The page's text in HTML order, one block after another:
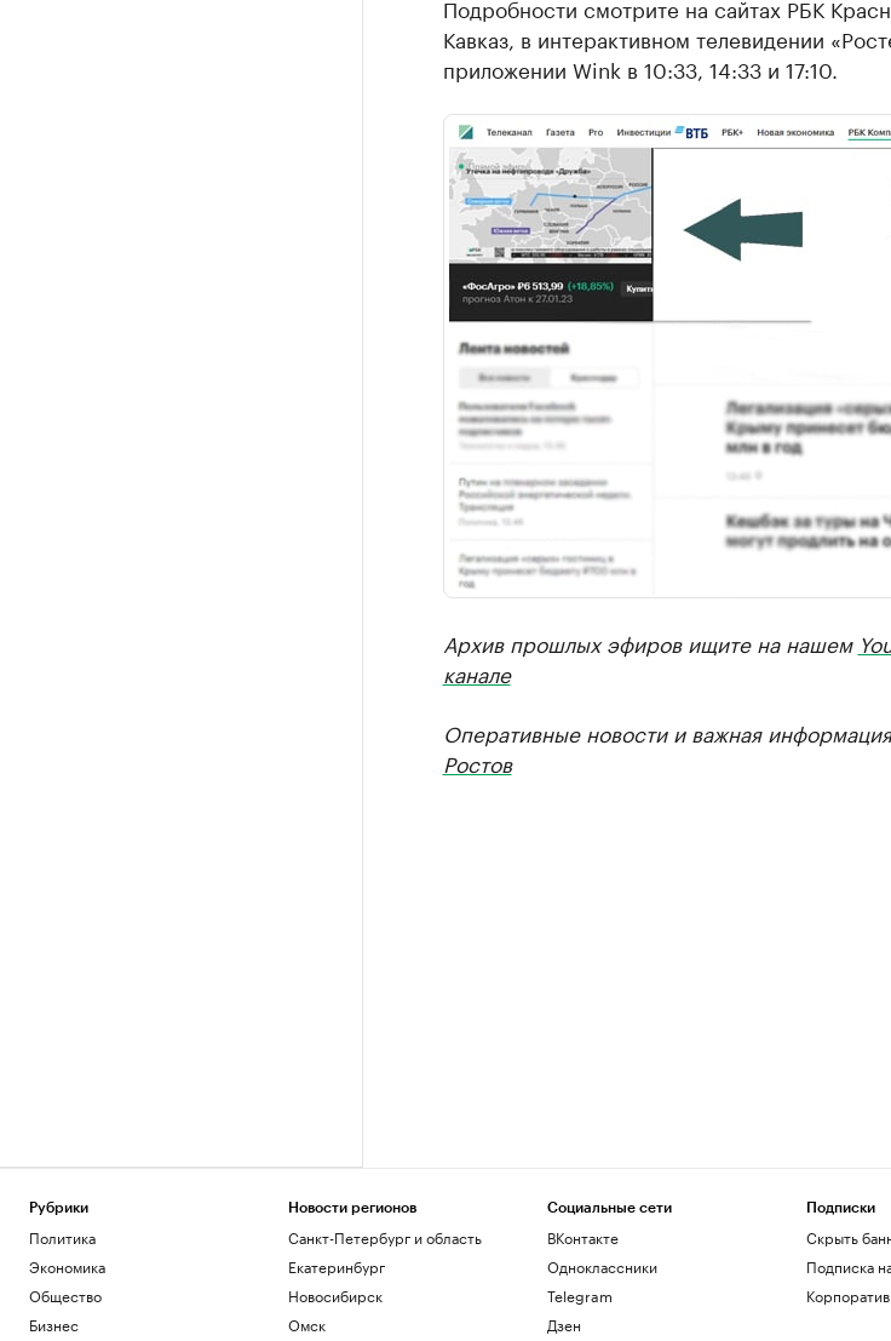
Подробности смотрите на сайтах РБК
Кавказ, в интерактивном телевидении
приложении Wink в 10:33, 14:33 и 17:10.
Архив прошлых эфиров ищите на нашем
канале
Оперативные новости и важная
Ростов
Рубрики
Политика
Экономика
Общество
Бизнес
Новости регионов
Санкт-Петербург и область
Екатеринбург
Новосибирск
Омск
Социальные сети
ВКонтакте
Одноклассники
Telegram
Дзен
Подписки
Скрыть
Подписка